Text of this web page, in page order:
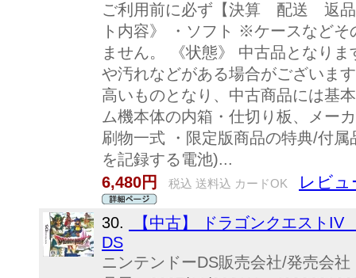
ご利用前に必ず【決算 配送 返品
ト内容》 ・ソフト ※ケースなど
ません。 《状態》 中古品となり
や汚れなどがある場合がございま
高いものとなり、中古商品には基
ム機本体の内箱・仕切り板、メー
刷物一式 ・限定版商品の特典/付
を記録する電池)...
6,480円
税込 送料込 カードOK レビュ
30.
【中古】 ドラゴンクエスト
DS
ニンテンドーDS販売会社/発売会